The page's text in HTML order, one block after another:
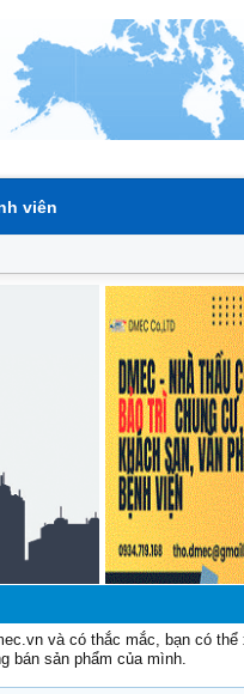
và có thắc mắc, bạn có
bán sản phẩm của mình.
viên